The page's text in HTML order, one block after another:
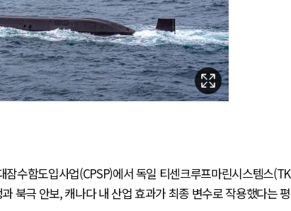
수함도입사업(CPSP)에서 독일 티센크루프마린시스템스(TK
북극 안보, 캐나다 내 산업 효과가 최종 변수로 작용했다는 평